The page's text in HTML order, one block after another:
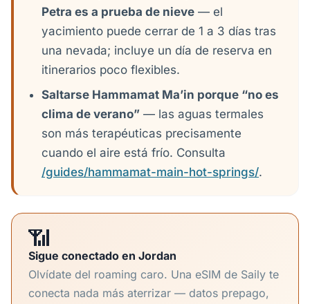
Petra es a prueba de nieve — el
yacimiento puede cerrar de 1 a 3 días tras
una nevada; incluye un día de reserva en
itinerarios poco flexibles.
Saltarse Hammamat Ma’in porque “no es
clima de verano” — las aguas termales
son más terapéuticas precisamente
cuando el aire está frío. Consulta
/guides/hammamat-main-hot-springs/.
📶
Sigue conectado en Jordan
Olvídate del roaming caro. Una eSIM de Saily te
conecta nada más aterrizar — datos prepago,